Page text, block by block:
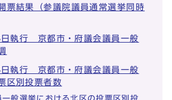
結果（参議院議員通常選挙同時
執行 京都市・府議会議員一般
執行 京都市・府議会議員一般
区別投票者数
般選挙における北区の投票区別投